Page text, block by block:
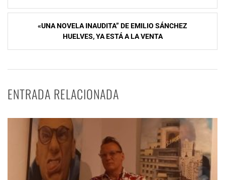
entradas«UNA NOVELA INAUDITA” DE EMILIO SÁNCHEZ
HUELVES, YA ESTÁ A LA VENTA
ENTRADA RELACIONADA